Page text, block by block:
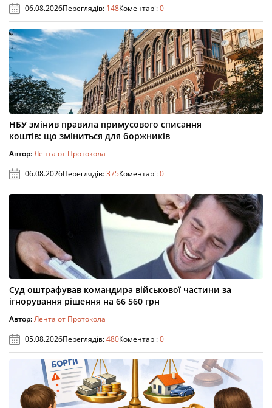
06.08.2026Переглядів: 148Коментарі:0
НБУ змінив правила примусового списання
коштів: що зміниться для боржників
Автор:Лента от Протокола
06.08.2026Переглядів:375Коментарі:0
Суд оштрафував командира військової частини за
ігнорування рішення на 66 560 грн
Автор:Лента от Протокола
05.08.2026Переглядів:480Коментарі:0